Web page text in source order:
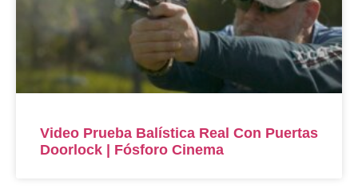
Video Prueba Balística Real Con Puertas
Doorlock | Fósforo Cinema